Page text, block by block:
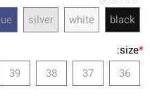
black
white
silver
*
size:
36
37
38
39